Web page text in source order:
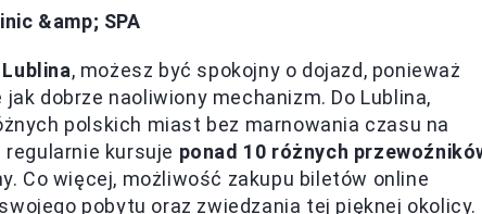
&amp; SPA
, możesz być spokojny o dojazd, ponieważ
dobrze naoliwiony mechanizm. Do Lublina,
polskich miast bez marnowania czasu na
regularnie kursuje ponad 10 różnych
Co więcej, możliwość zakupu biletów online
pobytu oraz zwiedzania tej pięknej okolicy.